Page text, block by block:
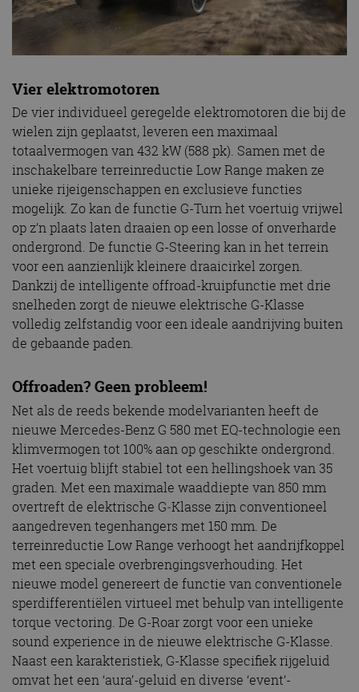
Vier elektromotoren
De vier individueel geregelde elektromotoren die bij de
wielen zijn geplaatst, leveren een maximaal
totaalvermogen van 432 kW (588 pk). Samen met de
inschakelbare terreinreductie Low Range maken ze
unieke rijeigenschappen en exclusieve functies
mogelijk. Zo kan de functie G-Turn het voertuig vrijwel
op z’n plaats laten draaien op een losse of onverharde
ondergrond. De functie G-Steering kan in het terrein
voor een aanzienlijk kleinere draaicirkel zorgen.
Dankzij de intelligente offroad-kruipfunctie met drie
snelheden zorgt de nieuwe elektrische G-Klasse
volledig zelfstandig voor een ideale aandrijving buiten
de gebaande paden.
Offroaden? Geen probleem!
Net als de reeds bekende modelvarianten heeft de
nieuwe Mercedes-Benz G 580 met EQ-technologie een
klimvermogen tot 100% aan op geschikte ondergrond.
Het voertuig blijft stabiel tot een hellingshoek van 35
graden. Met een maximale waaddiepte van 850 mm
overtreft de elektrische G‑Klasse zijn conventioneel
aangedreven tegenhangers met 150 mm. De
terreinreductie Low Range verhoogt het aandrijfkoppel
met een speciale overbrengingsverhouding. Het
nieuwe model genereert de functie van conventionele
sperdifferentiëlen virtueel met behulp van intelligente
torque vectoring. De G-Roar zorgt voor een unieke
sound experience in de nieuwe elektrische G-Klasse.
Naast een karakteristiek, G-Klasse specifiek rijgeluid
omvat het een ‘aura’-geluid en diverse ‘event’-